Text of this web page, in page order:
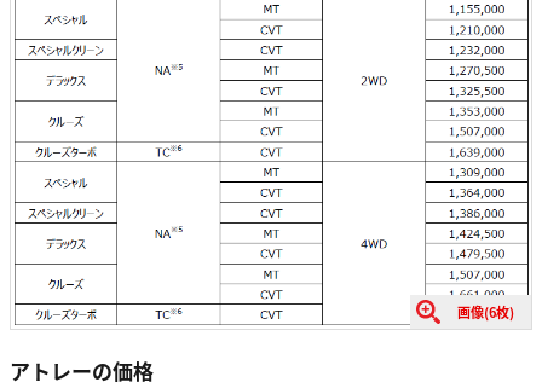
画像(6枚)
アトレーの価格